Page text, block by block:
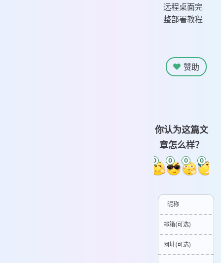
远程桌面完
整部署教程
赞助
你认为这篇文
章怎么样？
0 0 0 0
昵称
邮箱(可选)
网址(可选)